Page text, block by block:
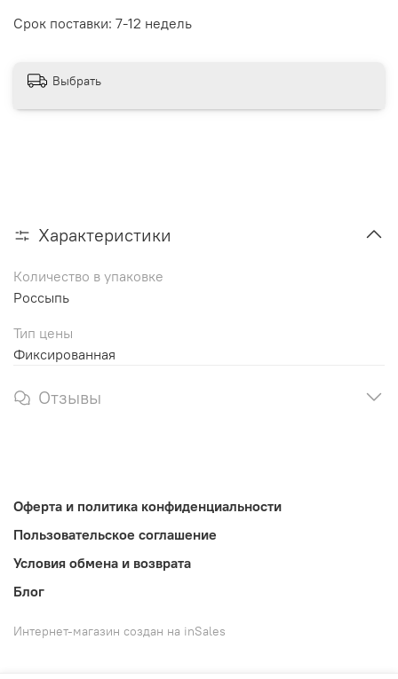
Срок поставки: 7-12 недель
Выбрать
Характеристики
Количество в упаковке
Россыпь
Тип цены
Фиксированная
Отзывы
Оферта и политика конфиденциальности
Пользовательское соглашение
Условия обмена и возврата
Блог
Интернет-магазин создан на inSales